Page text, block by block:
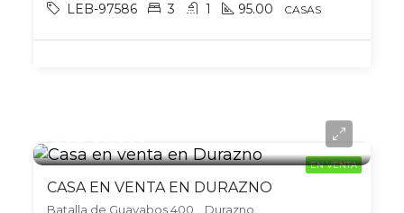
LEB-97586 3 1 95.00 CASAS
EN VENTA
CASA EN VENTA EN DURAZNO
Batalla de Guayabos 400, , Durazno